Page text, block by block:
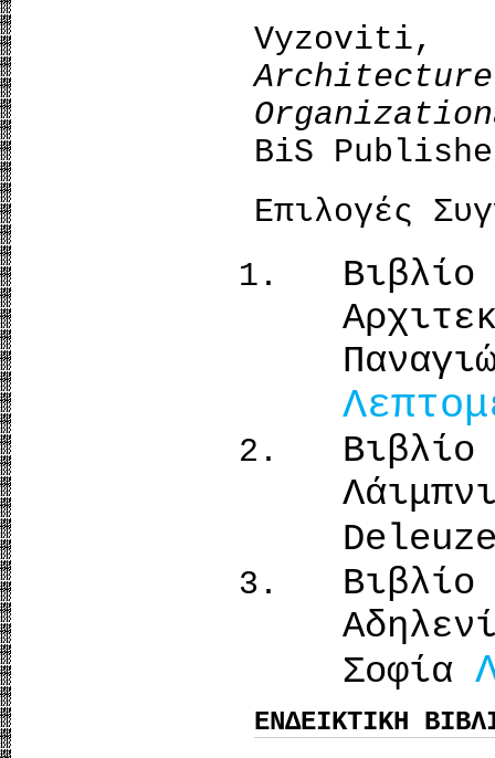
BiS
Επιλογές
Σοφία
ΕΝΔΕΙΚΤΙΚΗ